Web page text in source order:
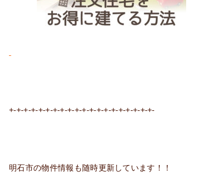
+-+-+-+-+-+-+-+-+-+-+-+-+-+-+-+-+-+-+-+-
明石市の物件情報も随時更新しています！！